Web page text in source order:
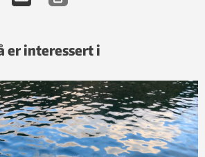
er interessert i